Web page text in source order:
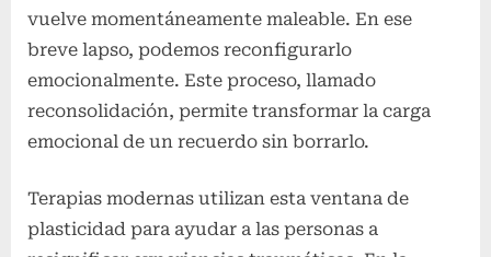
vuelve momentáneamente maleable. En ese
breve lapso, podemos reconfigurarlo
emocionalmente. Este proceso, llamado
reconsolidación, permite transformar la carga
emocional de un recuerdo sin borrarlo.
Terapias modernas utilizan esta ventana de
plasticidad para ayudar a las personas a